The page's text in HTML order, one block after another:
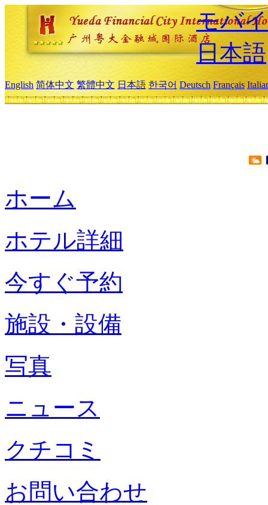
モバ
日本語
English 简体中文 繁體中文 日本語 한국어 Deutsch Français
ホーム
ホテル詳細
今すぐ予約
施設・設備
写真
ニュース
クチコミ
お問い合わせ